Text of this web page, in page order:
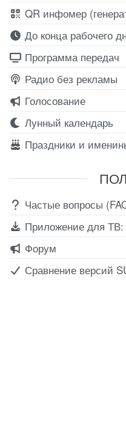
QR инфомер
До конца рабочего
Программа передач
Радио без рекламы
Голосование
Лунный календарь
Праздники и
Частые вопросы
Приложение для ТВ:
Форум
Сравнение версий